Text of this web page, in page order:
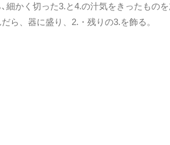
細かく切った3.と4.の汁気をきったもの
ら、器に盛り、2.・残りの3.を飾る。